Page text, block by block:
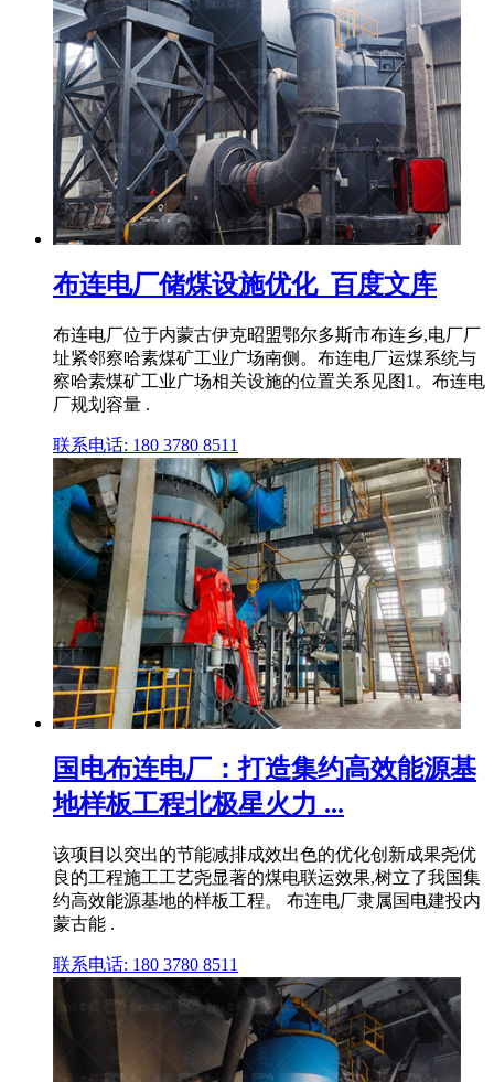
布连电厂储煤设施优化_百度文库
布连电厂位于内蒙古伊克昭盟鄂尔多斯市布连乡,电厂厂
址紧邻察哈素煤矿工业广场南侧。布连电厂运煤系统与
察哈素煤矿工业广场相关设施的位置关系见图1。布连电
厂规划容量 .
联系电话: 180 3780 8511
国电布连电厂：打造集约高效能源基
地样板工程北极星火力 ...
该项目以突出的节能减排成效出色的优化创新成果尧优
良的工程施工工艺尧显著的煤电联运效果,树立了我国集
约高效能源基地的样板工程。 布连电厂隶属国电建投内
蒙古能 .
联系电话: 180 3780 8511